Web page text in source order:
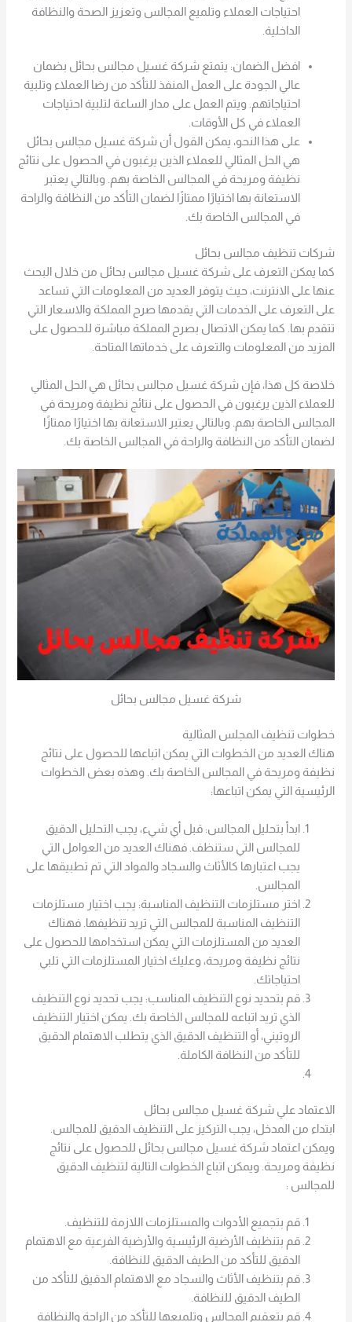
احتياجات العملاء وتلميع المجالس وتعزيز الصحة والنظافة
الداخلية.
افضل الضمان: يتمتع شركة غسيل مجالس بحائل بضمان
عالي الجودة على العمل المنفذ للتأكد من رضا العملاء وتلبية
احتياجاتهم. ويتم العمل على مدار الساعة لتلبية احتياجات
العملاء في كل الأوقات.
على هذا النحو، يمكن القول أن شركة غسيل مجالس بحائل
هي الحل المثالي للعملاء الذين يرغبون في الحصول على نتائج
نظيفة ومريحة في المجالس الخاصة بهم. وبالتالي يعتبر
الاستعانة بها اختيارًا ممتازًا لضمان التأكد من النظافة والراحة
في المجالس الخاصة بك.
شركات تنظيف مجالس بحائل
كما يمكن التعرف على شركة غسيل مجالس بحائل من خلال البحث
عنها على الانترنت، حيث يتوفر العديد من المعلومات التي تساعد
على التعرف على الخدمات التي يقدمها صرح المملكة والاسعار التي
تتقدم بها. كما يمكن الاتصال بصرح المملكة مباشرة للحصول على
المزيد من المعلومات والتعرف على خدماتها المتاحة.
خلاصة كل هذا، فإن شركة غسيل مجالس بحائل هي الحل المثالي
للعملاء الذين يرغبون في الحصول على نتائج نظيفة ومريحة في
المجالس الخاصة بهم. وبالتالي يعتبر الاستعانة بها اختيارًا ممتازًا
لضمان التأكد من النظافة والراحة في المجالس الخاصة بك.
شركة غسيل مجالس بحائل
خطوات تنظيف المجلس المثالية
هناك العديد من الخطوات التي يمكن اتباعها للحصول على نتائج
نظيفة ومريحة في المجالس الخاصة بك. وهذه بعض الخطوات
الرئيسية التي يمكن اتباعها:
ابدأ بتحليل المجالس: قبل أي شيء، يجب التحليل الدقيق
للمجالس التي ستنظف. فهناك العديد من العوامل التي
يجب اعتبارها كالأثاث والسجاد والمواد التي تم تطبيقها على
المجالس.
اختر مستلزمات التنظيف المناسبة: يجب اختيار مستلزمات
التنظيف المناسبة للمجالس التي تريد تنظيفها. فهناك
العديد من المستلزمات التي يمكن استخدامها للحصول على
نتائج نظيفة ومريحة، وعليك اختيار المستلزمات التي تلبي
احتياجاتك.
قم بتحديد نوع التنظيف المناسب: يجب تحديد نوع التنظيف
الذي تريد اتباعه للمجالس الخاصة بك. يمكن اختيار التنظيف
الروتيني، أو التنظيف الدقيق الذي يتطلب الاهتمام الدقيق
للتأكد من النظافة الكاملة.
الاعتماد علي شركة غسيل مجالس بحائل
ابتداء من المدخل، يجب التركيز على التنظيف الدقيق للمجالس.
ويمكن اعتماد شركة غسيل مجالس بحائل للحصول على نتائج
نظيفة ومريحة. ويمكن اتباع الخطوات التالية لتنظيف الدقيق
للمجالس :
قم بتجميع الأدوات والمستلزمات اللازمة للتنظيف.
قم بتنظيف الأرضية الرئيسية والأرضية الفرعية مع الاهتمام
الدقيق للتأكد من الطيف الدقيق للنظافة.
قم بتنظيف الأثاث والسجاد مع الاهتمام الدقيق للتأكد من
الطيف الدقيق للنظافة.
قم بتعقيم المجالس وتلميعها للتأكد من الراحة والنظافة